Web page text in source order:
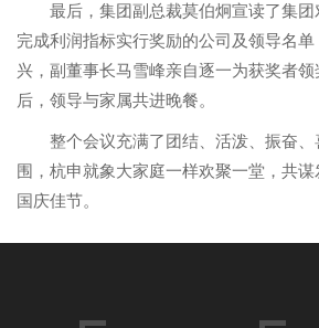
最后，集团副总裁莫伯炯宣读了集团
完成利润指标实行奖励的公司及领导名
兴，副董事长马雪峰亲自逐一为获奖者领
后，领导与家属共进晚餐。
整个会议充满了团结、活泼、振奋
围，杭申就象大家庭一样欢聚一堂，共谋
国庆佳节。